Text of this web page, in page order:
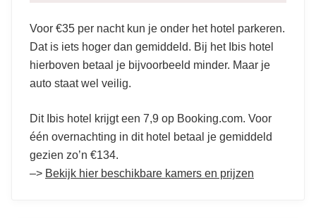
Voor €35 per nacht kun je onder het hotel parkeren.
Dat is iets hoger dan gemiddeld. Bij het Ibis hotel
hierboven betaal je bijvoorbeeld minder. Maar je
auto staat wel veilig.
Dit Ibis hotel krijgt een 7,9 op Booking.com. Voor
één overnachting in dit hotel betaal je gemiddeld
gezien zo’n €134.
–> Bekijk hier beschikbare kamers en prijzen